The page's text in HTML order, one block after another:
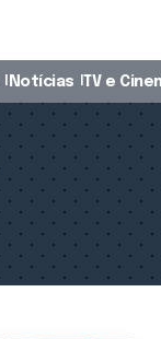
Notícias TV e